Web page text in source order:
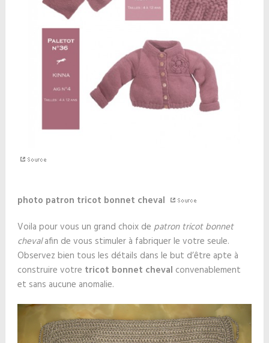
photo patron tricot bonnet cheval
Voila pour vous un grand choix de patron tricot bonnet
chevalafin de vous stimuler à fabriquer le votre seule.
Observez bien tous les détails dans le but d’être apte à
construire votre tricot bonnet cheval convenablement
et sans aucune anomalie.